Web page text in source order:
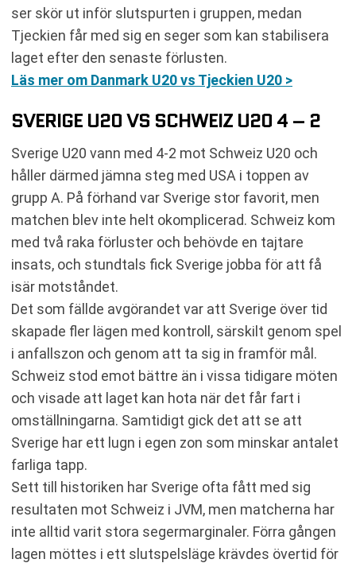
ser skör ut inför slutspurten i gruppen, medan
Tjeckien får med sig en seger som kan stabilisera
laget efter den senaste förlusten.
Läs mer om Danmark U20 vs Tjeckien U20 >
SVERIGE U20 VS SCHWEIZ U20 4 – 2
Sverige U20 vann med 4-2 mot Schweiz U20 och
håller därmed jämna steg med USA i toppen av
grupp A. På förhand var Sverige stor favorit, men
matchen blev inte helt okomplicerad. Schweiz kom
med två raka förluster och behövde en tajtare
insats, och stundtals fick Sverige jobba för att få
isär motståndet.
Det som fällde avgörandet var att Sverige över tid
skapade fler lägen med kontroll, särskilt genom spel
i anfallszon och genom att ta sig in framför mål.
Schweiz stod emot bättre än i vissa tidigare möten
och visade att laget kan hota när det får fart i
omställningarna. Samtidigt gick det att se att
Sverige har ett lugn i egen zon som minskar antalet
farliga tapp.
Sett till historiken har Sverige ofta fått med sig
resultaten mot Schweiz i JVM, men matcherna har
inte alltid varit stora segermarginaler. Förra gången
lagen möttes i ett slutspelsläge krävdes övertid för